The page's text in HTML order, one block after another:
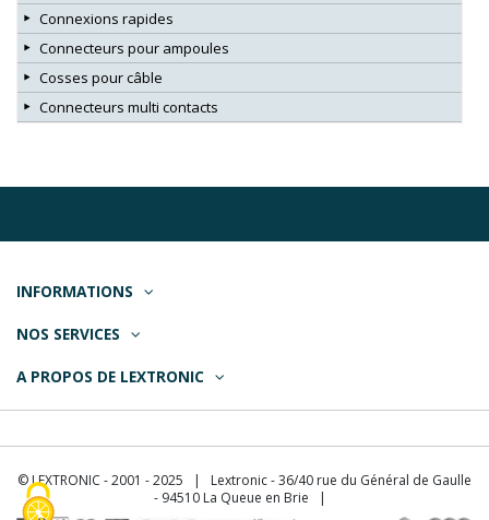
Connexions rapides
Connecteurs pour ampoules
Cosses pour câble
Connecteurs multi contacts
INFORMATIONS
NOS SERVICES
A PROPOS DE LEXTRONIC
© LEXTRONIC - 2001 - 2025 | Lextronic - 36/40 rue du Général de Gaulle
- 94510 La Queue en Brie |